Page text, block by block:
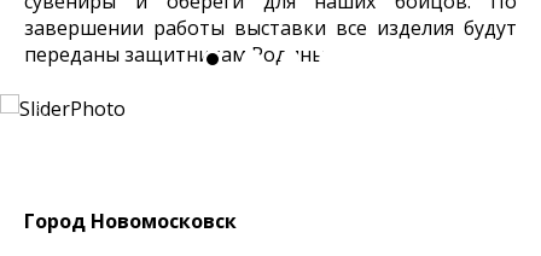
завершении работы выставки все изделия будут
переданы защитникам Родины.
Город Новомосковск